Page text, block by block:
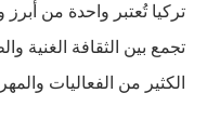
تركيا تُعتبر واحدة من
تجمع بين الثقافة الغنية
الكثير من الفعاليات